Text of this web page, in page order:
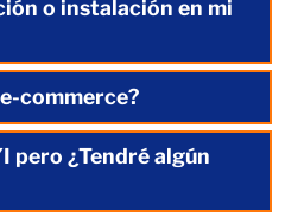
o instalación en mi
commerce?
pero ¿Tendré algún